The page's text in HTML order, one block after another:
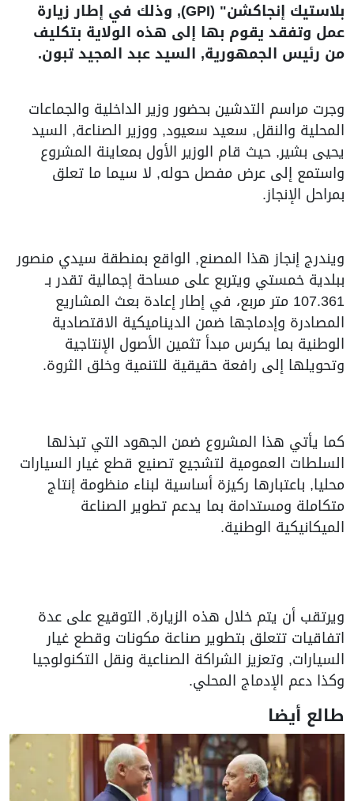
بلاستيك إنجاكشن" (GPI), وذلك في إطار زيارة
عمل وتفقد يقوم بها إلى هذه الولاية بتكليف
من رئيس الجمهورية, السيد عبد المجيد تبون.
وجرت مراسم التدشين بحضور وزير الداخلية والجماعات
المحلية والنقل, سعيد سعيود, ووزير الصناعة, السيد
يحيى بشير, حيث قام الوزير الأول بمعاينة المشروع
واستمع إلى عرض مفصل حوله, لا سيما ما تعلق
بمراحل الإنجاز.
ويندرج إنجاز هذا المصنع, الواقع بمنطقة سيدي منصور
ببلدية خمستي ويتربع على مساحة إجمالية تقدر بـ
107.361 متر مربع، في إطار إعادة بعث المشاريع
المصادرة وإدماجها ضمن الديناميكية الاقتصادية
الوطنية بما يكرس مبدأ تثمين الأصول الإنتاجية
وتحويلها إلى رافعة حقيقية للتنمية وخلق الثروة.
كما يأتي هذا المشروع ضمن الجهود التي تبذلها
السلطات العمومية لتشجيع تصنيع قطع غيار السيارات
محليا, باعتبارها ركيزة أساسية لبناء منظومة إنتاج
متكاملة ومستدامة بما يدعم تطوير الصناعة
الميكانيكية الوطنية.
ويرتقب أن يتم خلال هذه الزيارة, التوقيع على عدة
اتفاقيات تتعلق بتطوير صناعة مكونات وقطع غيار
السيارات, وتعزيز الشراكة الصناعية ونقل التكنولوجيا
وكذا دعم الإدماج المحلي.
طالع أيضا